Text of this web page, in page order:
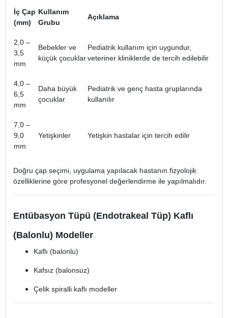
İç Çap
(mm)
Kullanım
Grubu
Açıklama
2,0 –
3,5
mm
Bebekler ve
küçük çocuklar
Pediatrik kullanım için uygundur,
veteriner kliniklerde de tercih edilebilir
4,0 –
6,5
mm
Daha büyük
çocuklar
Pediatrik ve genç hasta gruplarında
kullanılır
7,0 –
9,0
mm
Yetişkinler Yetişkin hastalar için tercih edilir
Doğru çap seçimi, uygulama yapılacak hastanın fizyolojik
özelliklerine göre profesyonel değerlendirme ile yapılmalıdır.
Entübasyon Tüpü (Endotrakeal Tüp) Kaflı
(Balonlu) Modeller
Kaflı (balonlu)
Kafsız (balonsuz)
Çelik spiralli kaflı modeller